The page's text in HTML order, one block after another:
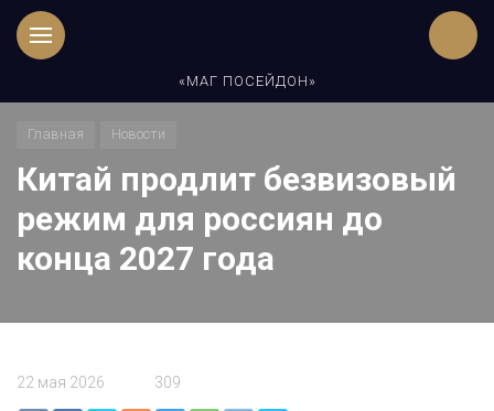
«МАГ ПОСЕЙДОН»
Главная Новости
Китай продлит безвизовый
режим для россиян до
конца 2027 года
22 мая 2026 309